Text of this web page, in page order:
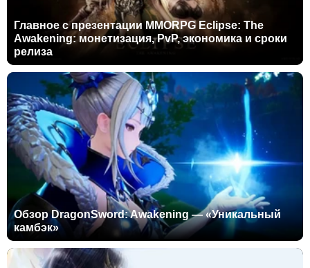
Главное с презентации MMORPG Eclipse: The
Awakening: монетизация, PvP, экономика и сроки
релиза
Обзор DragonSword: Awakening — «Уникальный
камбэк»